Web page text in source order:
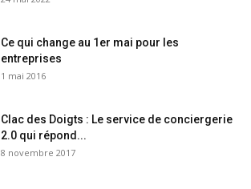
Ce qui change au 1er mai pour les
entreprises
1 mai 2016
Clac des Doigts : Le service de conciergerie
2.0 qui répond...
8 novembre 2017